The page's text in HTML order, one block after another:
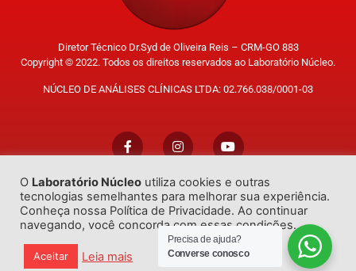
Diretor Técnico Dr.Syd de Oliveira Reis – CRM-GO 883
Copyright © 2022. Todos os direitos reservados ao Laboratório Núcleo.
NÚCLEO DE ANÁLISES CLÍNICAS LTDA: 02.766.038/0001-03
Trabalhe Conosco
Desenvolvido porGO!Sites
O Laboratório Núcleo utiliza cookies e outras
tecnologias semelhantes para melhorar sua experiência.
Conheça nossa Política de Privacidade. Ao continuar
navegando, você concorda com essas condições.
Aceitar Leia mais
Precisa de ajuda?
Converse conosco